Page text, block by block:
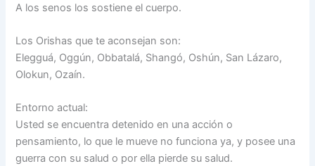
A los senos los sostiene el cuerpo.
Los Orishas que te aconsejan son:
Elegguá, Oggún, Obbatalá, Shangó, Oshún, San Lázaro,
Olokun, Ozaín.
Entorno actual:
Usted se encuentra detenido en una acción o
pensamiento, lo que le mueve no funciona ya, y posee una
guerra con su salud o por ella pierde su salud.